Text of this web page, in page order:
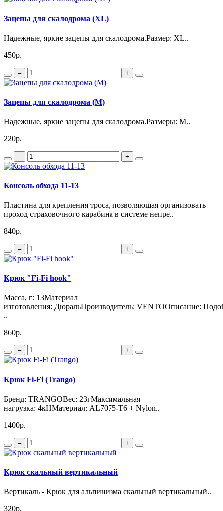
Зацепы для скалодрома (XL)
Надежные, яркие зацепы для скалодрома.Размер: XL..
450р.
– +
Зацепы для скалодрома (М)
Надежные, яркие зацепы для скалодрома.Размеры: М..
220р.
– +
Консоль обхода 11-13
Пластина для крепления троса, позволяющая организовать
проход страховочного карабина в системе непре..
840р.
– +
Крюк "Fi-Fi hook"
Масса, г: 13Материал
изготовления: ДюральПроизводитель: VENTOОписание:
..
860р.
– +
Крюк Fi-Fi (Trango)
Бренд: TRANGOВес: 23гМаксимальная
нагрузка: 4кНМатериал: AL7075-T6 + Nylon..
1400р.
– +
Крюк скальный вертикальный
Вертикаль - Крюк для альпинизма скальный вертикальный..
320р.